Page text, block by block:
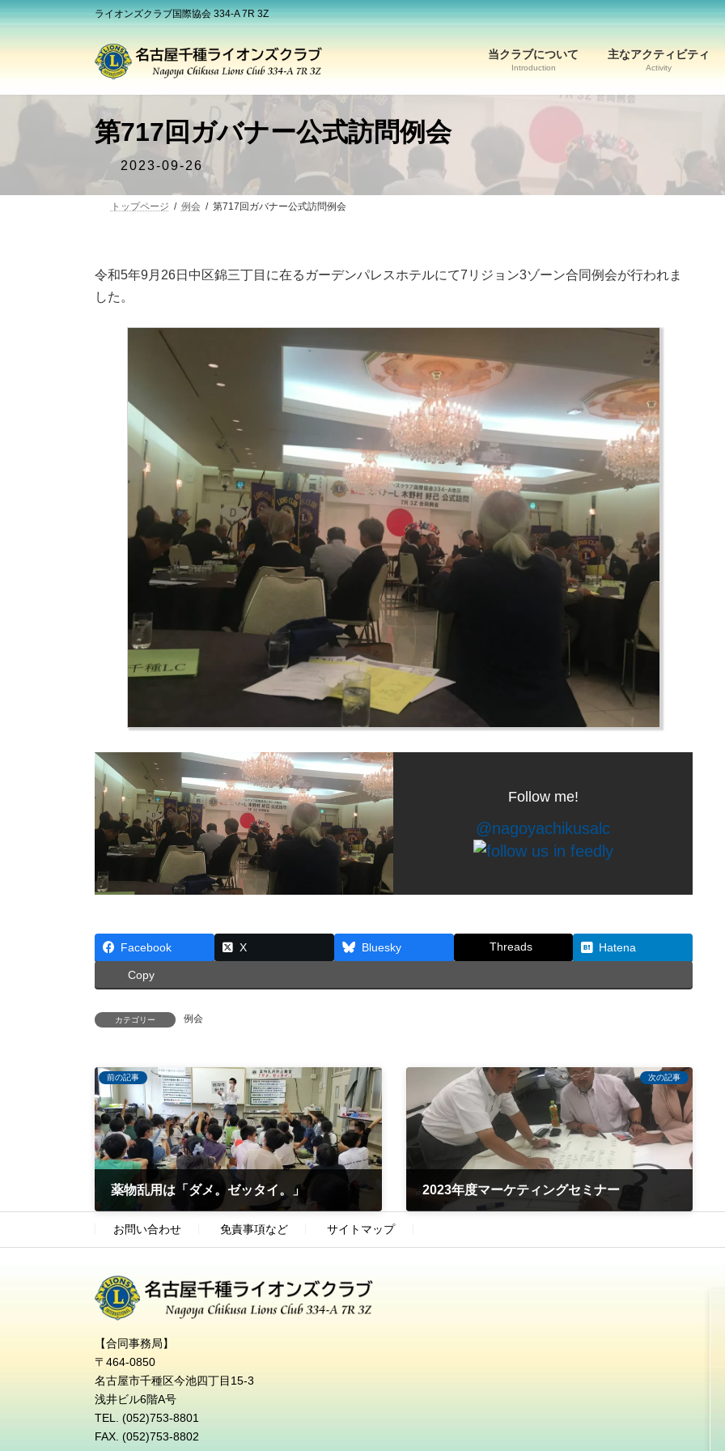
コ
ン
へ
ナ
ビ
ョ
ライオンズクラブ国際協会 334-A 7R 3Z
当クラブについて
Introduction
主なアクティビティ
Activity
第717回ガバナー公式訪問例会
2023-09-26
トップページ 例会 第717回ガバナー公式訪問例会
令和5年9月26日中区錦三丁目に在るガーデンパレスホテルにて7リジョン3ゾーン合同例会が行われま
した。
Follow me!
@nagoyachikusalc
Facebook X Bluesky Threads Hatena
Copy
カテゴリー 例会
前の記事
薬物乱用は「ダメ。ゼッタイ。」
次の記事
2023年度マーケティングセミナー
お問い合わせ 免責事項など サイトマップ
【合同事務局】
〒464-0850
名古屋市千種区今池四丁目15-3
浅井ビル6階A号
TEL. (052)753-8801
FAX. (052)753-8802